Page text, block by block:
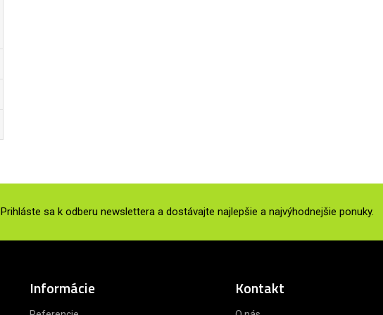
Prihláste sa k odberu newslettera a dostávajte najlepšie a najvýhodnejšie ponuky.
Informácie Kontakt